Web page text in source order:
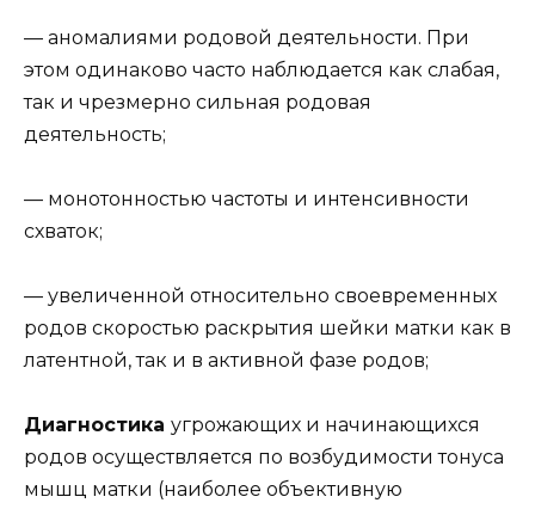
— аномалиями родовой деятельности. При
этом одинаково часто наблюдается как слабая,
так и чрезмерно сильная родовая
деятельность;
— монотонностью частоты и интенсивности
схваток;
— увеличенной относительно своевременных
родов скоростью раскрытия шейки матки как в
латентной, так и в активной фазе родов;
Диагностика угрожающих и начинающихся
родов осуществляется по возбудимости тонуса
мышц матки (наиболее объективную